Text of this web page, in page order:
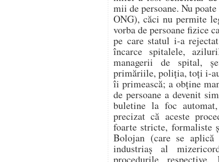
mii de persoane. Nu
ONG), căci nu permite
vorba de persoane fizice
pe care statul i-a
încarce spitalele,
managerii de spital,
primăriile, poliția, toți i-
îi primească; a obține
de persoane a devenit
buletine la foc
precizat că aceste
foarte stricte, formaliste
Bolojan (care se
industriaș al
procedurile